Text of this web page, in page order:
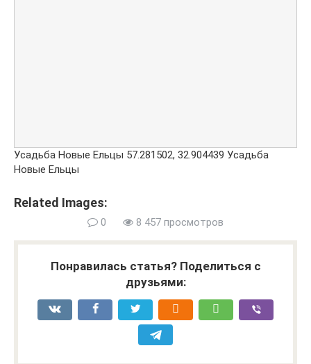
Усадьба Новые Ельцы 57.281502, 32.904439 Усадьба
Новые Ельцы
Related Images:
0 8 457 просмотров
Понравилась статья? Поделиться с
друзьями: